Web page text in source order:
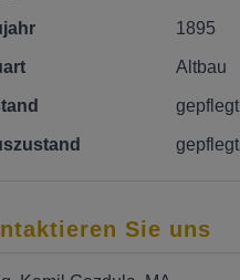
1895
Altbau
gepflegt
gepflegt
Sie uns